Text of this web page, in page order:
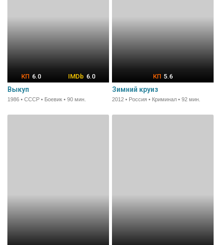
6.0 6.0
Выкуп
1986 • СССР • Боевик • 90 мин.
5.6
Зимний круиз
2012 • Россия • Криминал • 92 мин.